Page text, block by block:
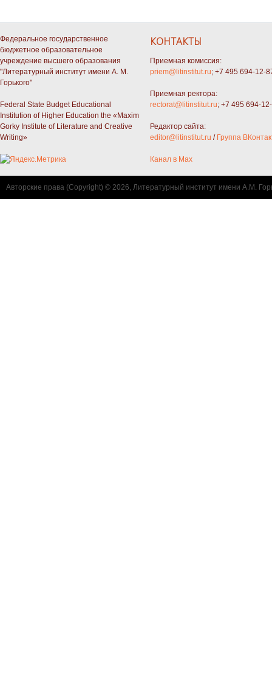
Федеральное государственное
бюджетное образовательное
учреждение высшего образования
"Литературный институт имени А. М.
Горького"
Federal State Budget Educational
Institution of Higher Education the «Maxim
Gorky Institute of Literature and Creative
Writing»
КОНТАКТЫ
Приемная комиссия:
priem@litinstitut.ru; +7 495 694-12-
Приемная ректора:
rectorat@litinstitut.ru; +7 495 694-
Редактор сайта:
editor@litinstitut.ru / Группа
Канал в Max
Авторские права (Copyright) © 2026, Литературный институт имени А.М.